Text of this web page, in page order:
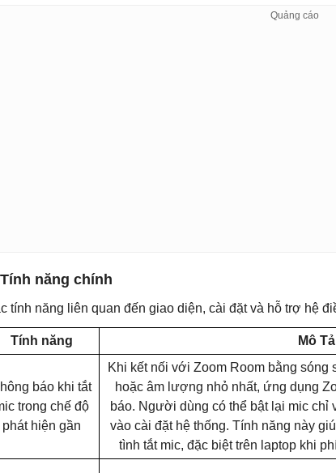
năng chính
tính năng liên quan đến giao diện, cài đặt và hỗ trợ hệ
Tính năng Mô Tả
báo khi tắt
trong chế độ
phát hiện gần
Khi kết nối với Zoom Room bằng sóng
hoặc âm lượng nhỏ nhất, ứng dụng
báo. Người dùng có thể bật lại mic chỉ
vào cài đặt hệ thống. Tính năng này
tình tắt mic, đặc biệt trên laptop khi